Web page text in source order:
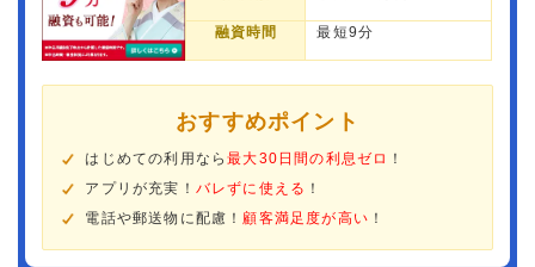
融資時間 最短9分
おすすめポイント
はじめての利用なら最大30日間の利息ゼロ ！
アプリが充実！ バレずに使える ！
電話や郵送物に配慮！顧客満足度が高い ！